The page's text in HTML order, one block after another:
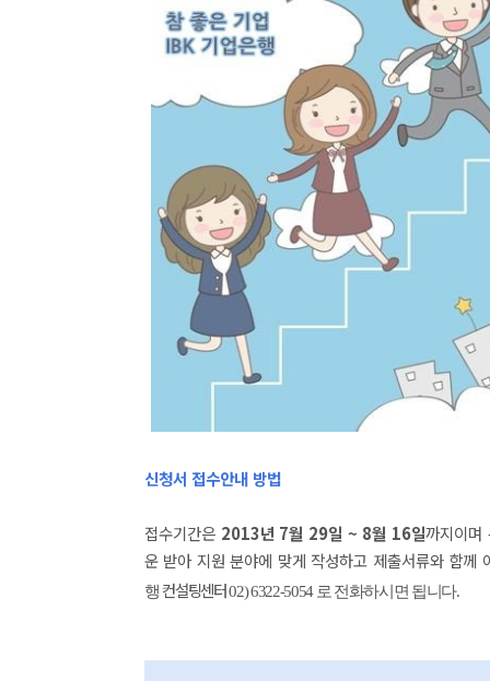
신청서 접수안내 방법
접수기간은 2013년 7월 29일 ~ 8월 16일까지이며
운 받아 지원 분야에 맞게 작성하고 제출서류와 함께
행 컨설팅센터02) 6322-5054 로 전화하시면 됩니다.